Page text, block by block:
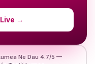
→
Ne Dau 4.7/5 —